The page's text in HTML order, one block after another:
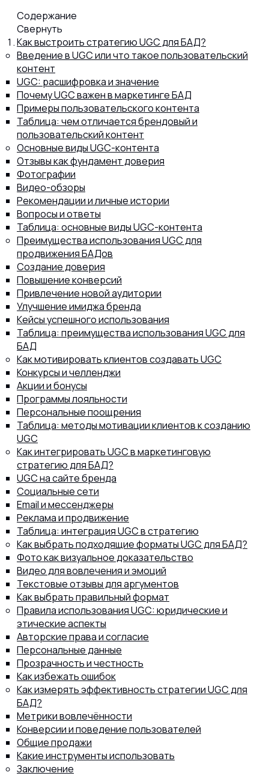
Капсул
Коллагена
Протеина
Спортивного питания
Каталог
Статьи
8 (800) 302-77-51ПЕРЕЗВОНИТЬ ВАМ?
Содержание
Свернуть
Как выстроить стратегию UGC для БАД?
Введение в UGC или что такое пользовательский
контент
UGC: расшифровка и значение
Почему UGC важен в маркетинге БАД
Примеры пользовательского контента
Таблица: чем отличается брендовый и
пользовательский контент
Основные виды UGC-контента
Отзывы как фундамент доверия
Фотографии
Видео-обзоры
Рекомендации и личные истории
Вопросы и ответы
Таблица: основные виды UGC-контента
Преимущества использования UGC для
продвижения БАДов
Создание доверия
Повышение конверсий
Привлечение новой аудитории
Улучшение имиджа бренда
Кейсы успешного использования
Таблица: преимущества использования UGC для
БАД
Как мотивировать клиентов создавать UGC
Конкурсы и челленджи
Акции и бонусы
Программы лояльности
Персональные поощрения
Таблица: методы мотивации клиентов к созданию
UGC
Как интегрировать UGC в маркетинговую
стратегию для БАД?
UGC на сайте бренда
Социальные сети
Email и мессенджеры
Реклама и продвижение
Таблица: интеграция UGC в стратегию
Как выбрать подходящие форматы UGC для БАД?
Фото как визуальное доказательство
Видео для вовлечения и эмоций
Текстовые отзывы для аргументов
Как выбрать правильный формат
Правила использования UGC: юридические и
этические аспекты
Авторские права и согласие
Персональные данные
Прозрачность и честность
Как избежать ошибок
Как измерять эффективность стратегии UGC для
БАД?
Метрики вовлечённости
Конверсии и поведение пользователей
Общие продажи
Какие инструменты использовать
Заключение